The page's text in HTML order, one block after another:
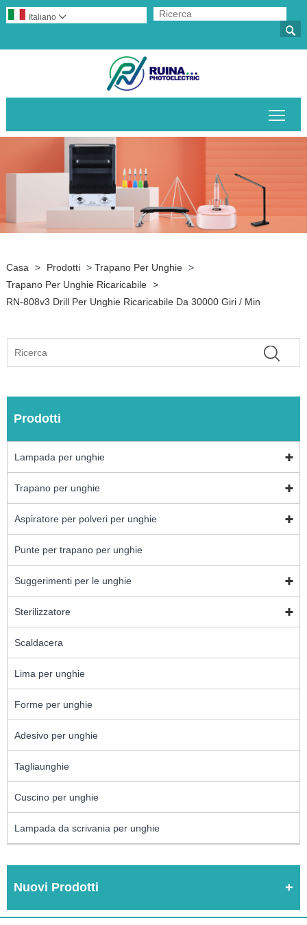

Italiano 
Casa > Prodotti > Trapano Per Unghie >
Trapano Per Unghie Ricaricabile >
RN-808v3 Drill Per Unghie Ricaricabile Da 30000 Giri / Min
Prodotti
Lampada per unghie
Trapano per unghie
Aspiratore per polveri per unghie
Punte per trapano per unghie
Suggerimenti per le unghie
Sterilizzatore
Scaldacera
Lima per unghie
Forme per unghie
Adesivo per unghie
Tagliaunghie
Cuscino per unghie
Lampada da scrivania per unghie
Nuovi Prodotti